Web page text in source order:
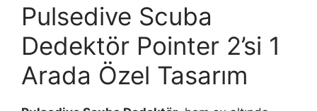
Pulsedive Scuba
Dedektör Pointer 2’si 1
Arada Özel Tasarım